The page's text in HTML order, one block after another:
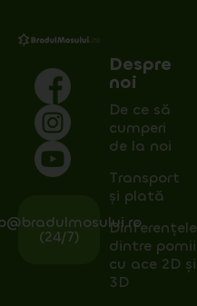
(24/7)
Despre
noi
De ce să
cumperi
de la noi
Transport
și plată
Dinferențele
dintre pomii
cu ace 2D și
3D